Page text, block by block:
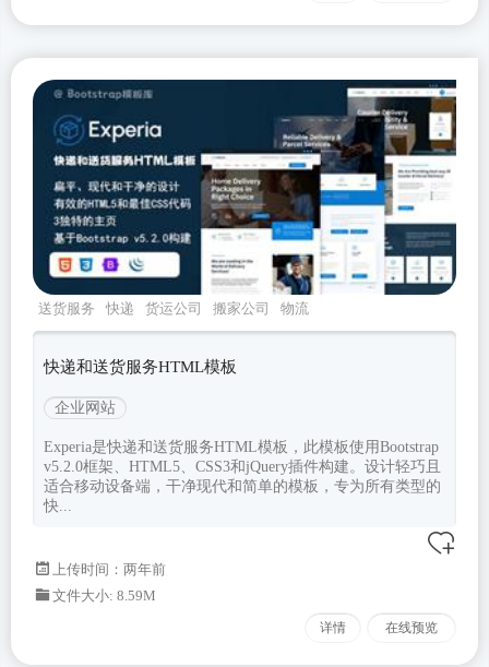
送货服务 快递 货运公司 搬家公司 物流
快递和送货服务HTML模板
企业网站
Experia是快递和送货服务HTML模板，此模板使用Bootstrap
v5.2.0框架、HTML5、CSS3和jQuery插件构建。设计轻巧且
适合移动设备端，干净现代和简单的模板，专为所有类型的
快...
上传时间：两年前
文件大小: 8.59M
详情 在线预览